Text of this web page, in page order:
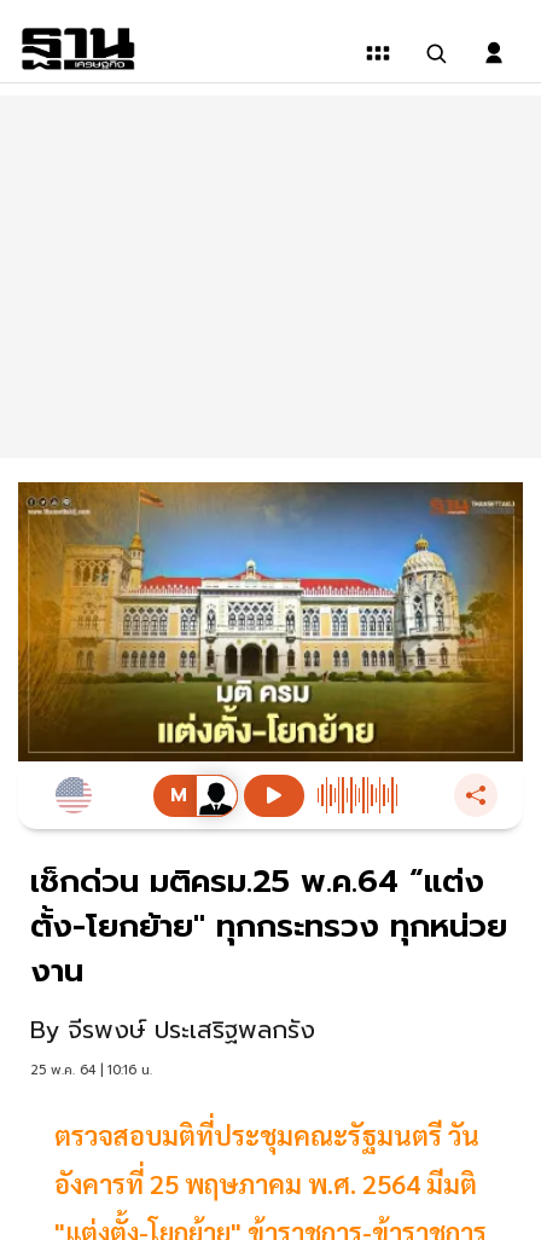
เช็กด่วน มติครม.25 พ.ค.64 “แต่ง
ตั้ง-โยกย้าย" ทุกกระทรวง ทุกหน่วย
งาน
By จีรพงษ์ ประเสริฐพลกรัง
25 พ.ค. 64 | 10:16 น.
ตรวจสอบมติที่ประชุมคณะรัฐมนตรี วัน
อังคารที่ 25 พฤษภาคม พ.ศ. 2564 มีมติ
"แต่งตั้ง-โยกย้าย" ข้าราชการ-ข้าราชการ